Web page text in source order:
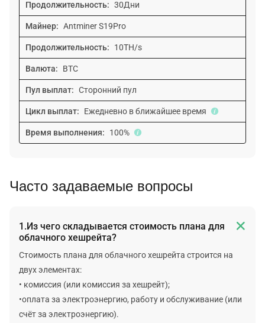
Продолжительность: 30Дни
Майнер: Antminer S19Pro
Продолжительность: 10TH/s
Валюта: BTC
Пул выплат: Сторонний пул
Цикл выплат: Ежедневно в ближайшее время
Время выполнения: 100%
Часто задаваемые вопросы
1.Из чего складывается стоимость плана для
облачного хешрейта?

Стоимость плана для облачного хешрейта строится на
двух элементах:
• комиссия (или комиссия за хешрейт);
•оплата за электроэнергию, работу и обслуживание (или
счёт за электроэнергию).